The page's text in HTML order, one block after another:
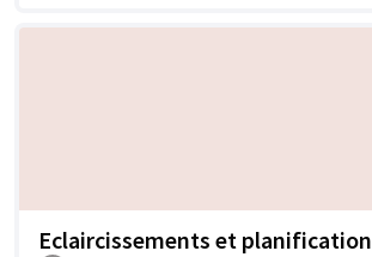
Eclaircissements et planification